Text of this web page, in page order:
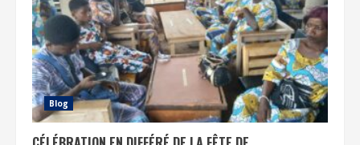
Blog